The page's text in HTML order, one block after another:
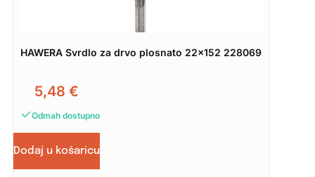
HAWERA Svrdlo za drvo plosnato 22×152 228069
5,48 €
Odmah dostupno
Dodaj u košaricu